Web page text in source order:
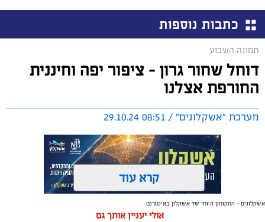
כתבות נוספות
תמונה השבוע
דוחל שחור גרון - ציפור יפה וחיננית
החורפת אצלנו
מערכת "אשקלונים" / 08:51 29.10.24
תגים:חורף טבע, ציפור
קרא עוד
אשקלונים - המקומון היומי של אשקלון באינטרנט
אולי יעניין אותך גם